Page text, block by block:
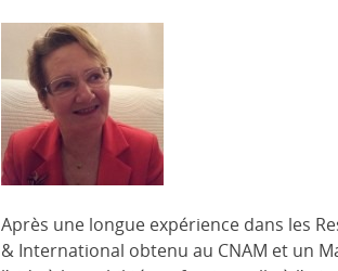
Après une longue expérience dans les
& International obtenu au CNAM et un